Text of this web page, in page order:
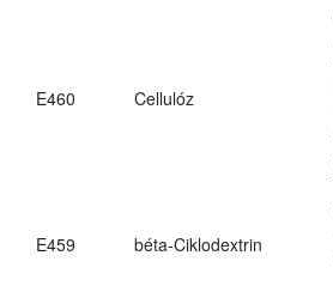
E460 Cellulóz
E459
béta-Ciklodextrin